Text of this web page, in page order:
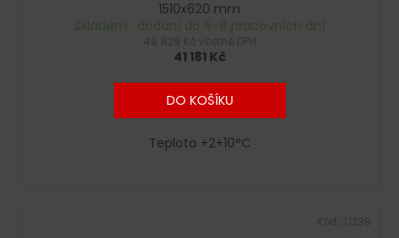
1510x620 mm
Skladem : dodání do 6-8 pracovních dní
41 181 Kč
DO KOŠÍKU
Teplota +2+10°C